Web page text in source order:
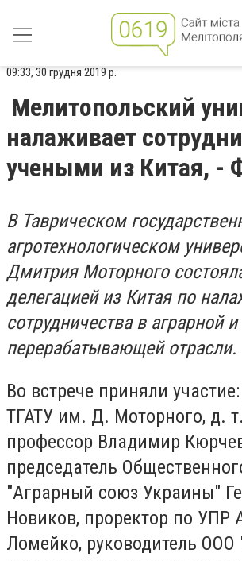
09:33, 30 грудня 2019 р.
Мелитопольский
налаживает
учеными из Китая, -
В Таврическом
агротехнологическом
Дмитрия Моторного
делегацией из Китая по
сотрудничества в аграрной и
перерабатывающей отрасли.
Во встрече приняли
ТГАТУ им. Д. Моторного, д.
профессор Владимир
председатель
"Аграрный союз Украины"
Новиков, проректор по УПР
Ломейко, руководитель ООО